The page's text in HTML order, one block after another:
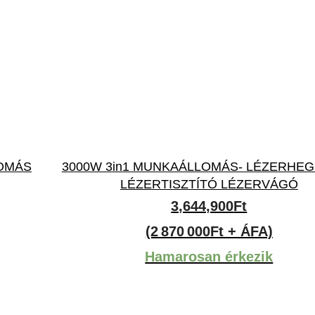
3000W 3in1 MUNKAÁLLOMÁS-
LÉZERTISZTÍTÓ LÉZERVÁGÓ
3,644,900Ft
(2 870 000Ft + ÁFA)
Hamarosan érkezik